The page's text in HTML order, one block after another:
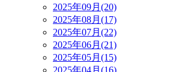
2025年09月(20)
2025年08月(17)
2025年07月(22)
2025年06月(21)
2025年05月(15)
2025年04月(16)